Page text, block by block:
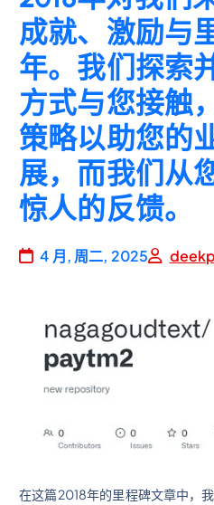
成就、激励与
年。我们探索
方式与您接触
策略以助您的
展，而我们从
惊人的反馈。
4 月, 周二, 2025
在这篇2018年的里程碑文章中，